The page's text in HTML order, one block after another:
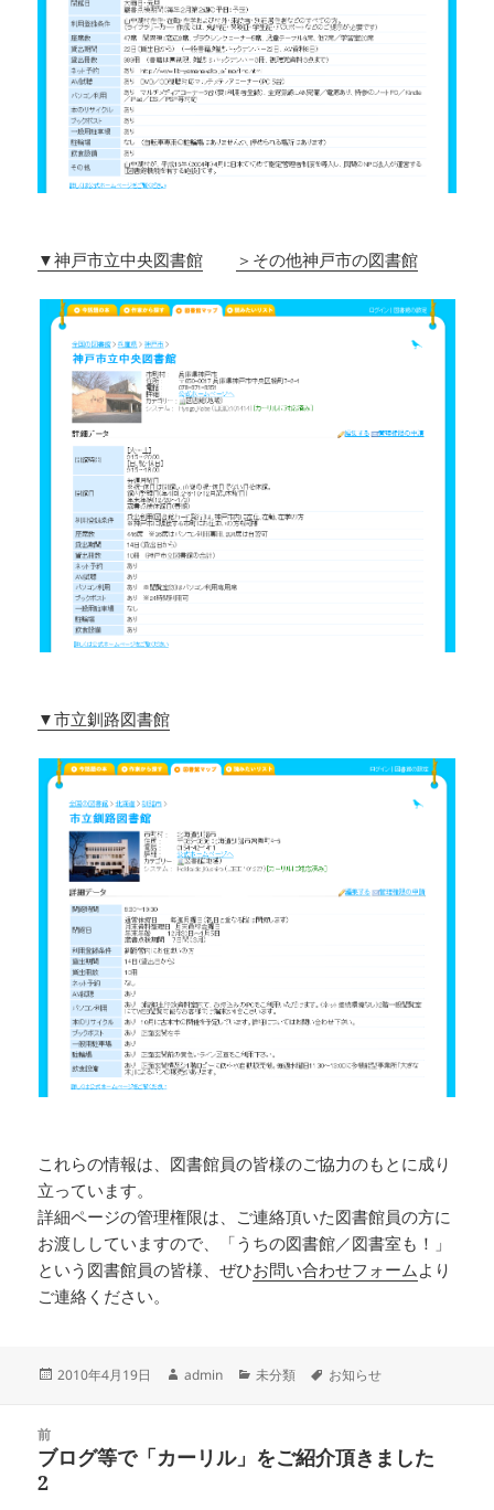
▼神戸市立中央図書館 ＞その他神戸市の図書館
▼市立釧路図書館
これらの情報は、図書館員の皆様のご協力のもとに成り
立っています。
詳細ページの管理権限は、ご連絡頂いた図書館員の方に
お渡ししていますので、「うちの図書館／図書室も！」
という図書館員の皆様、ぜひお問い合わせフォーム より
ご連絡ください。
投
2010年4月19日
作
admin
カ
ー
未分類
タ
お知らせ
前
前
の
ブログ等で「カーリル」をご紹介頂きました
2